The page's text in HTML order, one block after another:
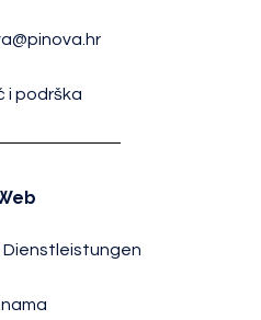
i podrška